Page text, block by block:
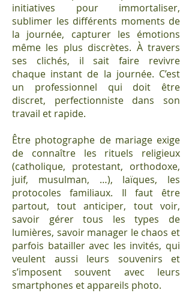
initiatives pour immortaliser,
sublimer les différents moments de
la journée, capturer les émotions
même les plus discrètes. À travers
ses clichés, il sait faire revivre
chaque instant de la journée. C’est
un professionnel qui doit être
discret, perfectionniste dans son
travail et rapide.
Être photographe de mariage exige
de connaître les rituels religieux
(catholique, protestant, orthodoxe,
juif, musulman, …), laïques, les
protocoles familiaux. Il faut être
partout, tout anticiper, tout voir,
savoir gérer tous les types de
lumières, savoir manager le chaos et
parfois batailler avec les invités, qui
veulent aussi leurs souvenirs et
s’imposent souvent avec leurs
smartphones et appareils photo.